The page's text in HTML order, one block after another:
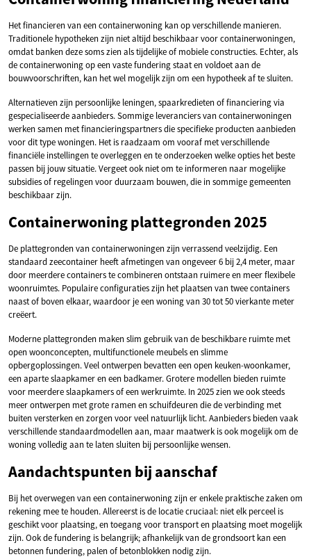
Het financieren van een containerwoning kan op verschillende manieren.
Traditionele hypotheken zijn niet altijd beschikbaar voor containerwoningen,
omdat banken deze soms zien als tijdelijke of mobiele constructies. Echter, als
de containerwoning op een vaste fundering staat en voldoet aan de
bouwvoorschriften, kan het wel mogelijk zijn om een hypotheek af te sluiten.
Alternatieven zijn persoonlijke leningen, spaarkredieten of financiering via
gespecialiseerde aanbieders. Sommige leveranciers van containerwoningen
werken samen met financieringspartners die specifieke producten aanbieden
voor dit type woningen. Het is raadzaam om vooraf met verschillende
financiële instellingen te overleggen en te onderzoeken welke opties het beste
passen bij jouw situatie. Vergeet ook niet om te informeren naar mogelijke
subsidies of regelingen voor duurzaam bouwen, die in sommige gemeenten
beschikbaar zijn.
Containerwoning plattegronden 2025
De plattegronden van containerwoningen zijn verrassend veelzijdig. Een
standaard zeecontainer heeft afmetingen van ongeveer 6 bij 2,4 meter, maar
door meerdere containers te combineren ontstaan ruimere en meer flexibele
woonruimtes. Populaire configuraties zijn het plaatsen van twee containers
naast of boven elkaar, waardoor je een woning van 30 tot 50 vierkante meter
creëert.
Moderne plattegronden maken slim gebruik van de beschikbare ruimte met
open woonconcepten, multifunctionele meubels en slimme
opbergoplossingen. Veel ontwerpen bevatten een open keuken-woonkamer,
een aparte slaapkamer en een badkamer. Grotere modellen bieden ruimte
voor meerdere slaapkamers of een werkruimte. In 2025 zien we ook steeds
meer ontwerpen met grote ramen en schuifdeuren die de verbinding met
buiten versterken en zorgen voor veel natuurlijk licht. Aanbieders bieden vaak
verschillende standaardmodellen aan, maar maatwerk is ook mogelijk om de
woning volledig aan te laten sluiten bij persoonlijke wensen.
Aandachtspunten bij aanschaf
Bij het overwegen van een containerwoning zijn er enkele praktische zaken om
rekening mee te houden. Allereerst is de locatie cruciaal: niet elk perceel is
geschikt voor plaatsing, en toegang voor transport en plaatsing moet mogelijk
zijn. Ook de fundering is belangrijk; afhankelijk van de grondsoort kan een
betonnen fundering, palen of betonblokken nodig zijn.